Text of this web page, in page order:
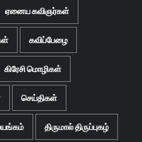
ஏனைய கவிஞர்கள்
கவிப்பேழை
கிரேசி மொழிகள்
செய்திகள்
திருமால் திருப்புகழ்